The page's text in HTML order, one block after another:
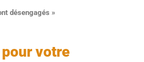
désengagés »
votre